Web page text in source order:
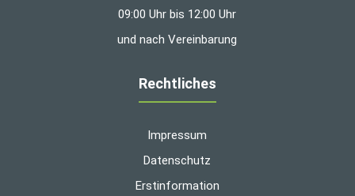
09:00 Uhr bis 12:00 Uhr
und nach Vereinbarung
Rechtliches
Impressum
Datenschutz
Erstinformation